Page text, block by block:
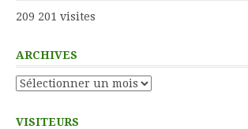
209 201 visites
ARCHIVES
Archives
VISITEURS